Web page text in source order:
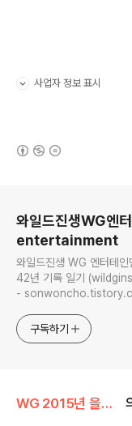
사업자 정보 표시
와일드진생WG엔
entertainment
와일드진생 WG 엔터테
42년 기록 일기 (wildginseng.or.kr
-
구독하기
WG 2015년 을미년 기록